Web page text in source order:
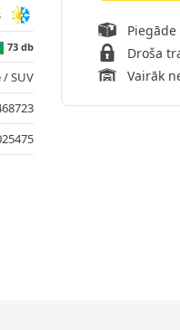
Piegāde
Droša
Vairāk
73 db
/ SUV